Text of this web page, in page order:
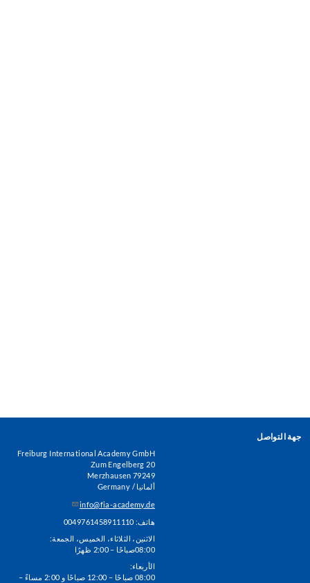
جهة التواصل
Freiburg International Academy GmbH
Zum Engelberg 20
79249 Merzhausen
ألمانيا / Germany
info@fia-academy.de
هاتف: 0049761458911110
الاثنين، الثلاثاء، الخميس، الجمعة:
08:00صباحًا – 2:00 ظهرًا
الأربعاء:
08:00 صباحًا – 12:00 صباحًا و 2:00 مساءً –